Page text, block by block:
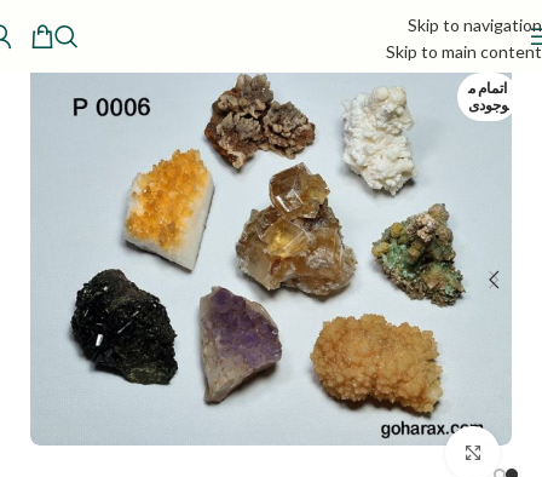
Skip to navigation
Skip to main content
اتمام م
وجودی